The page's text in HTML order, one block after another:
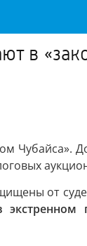
в
Чубайса».
от